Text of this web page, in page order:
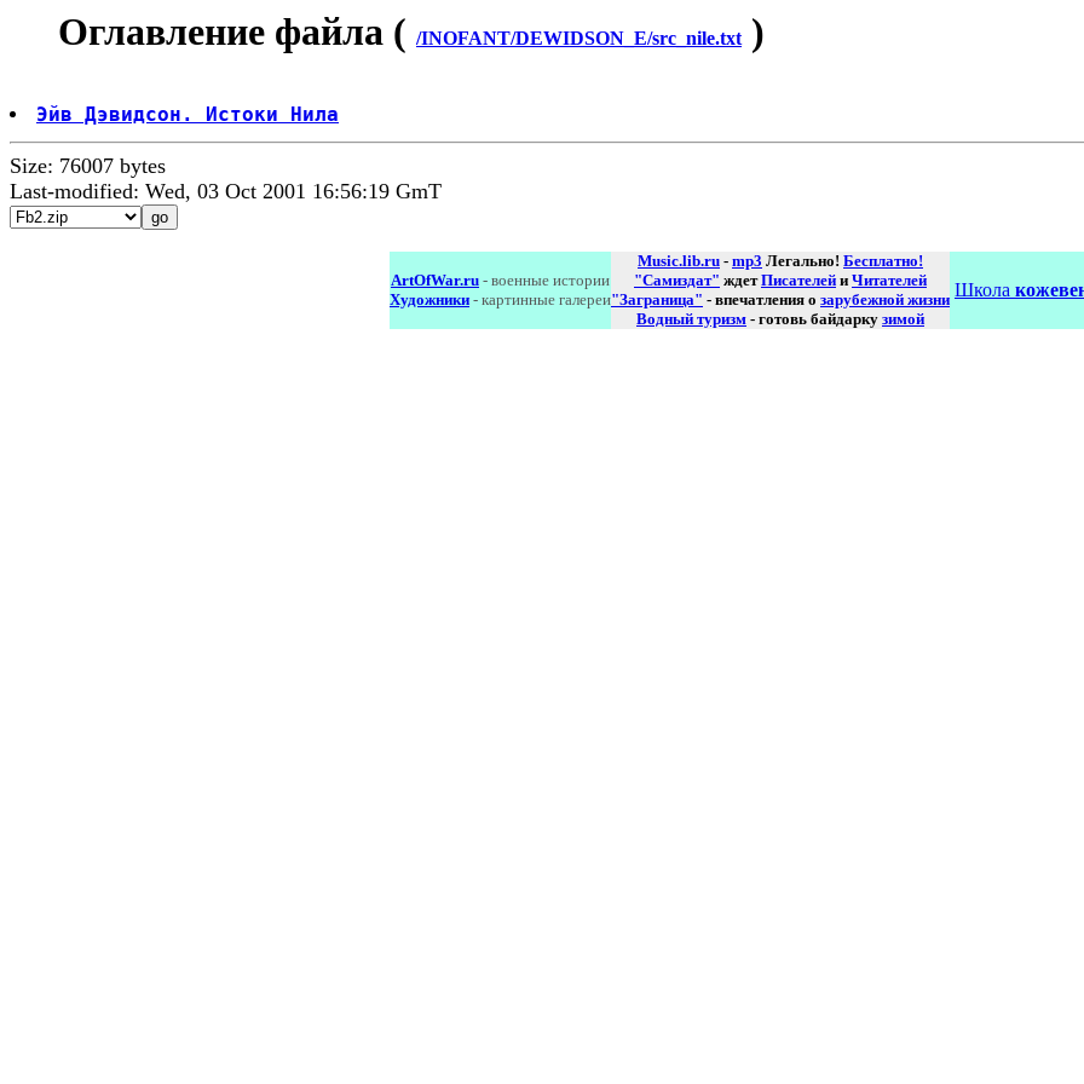
Оглавление файла ( /INOFANT/DEWIDSON_E/src_nile.txt )
Эйв Дэвидсон. Истоки Нила
Size: 76007 bytes
Last-modified: Wed, 03 Oct 2001 16:56:19 GmT
ArtOfWar.ru - военные истории
Художники - картинные галереи
Music.lib.ru - mp3 Легально! Бесплатно!
"Самиздат" ждетПисателей и Читателей
"Заграница" - впечатления о зарубежной жизни
Водный туризм - готовь байдарку зимой
Школа